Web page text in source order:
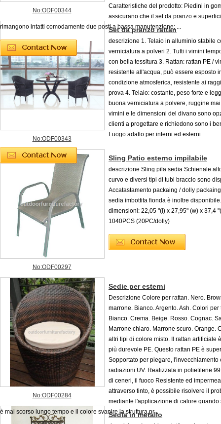
No:ODF00344
Caratteristiche del prodotto: Piedini in
assicurano che il set da pranzo e
rimangono intatti comodamente due posti a bassa manutenzione; ...
No:ODF00343
Set da pranzo rattan
descrizione 1. Telaio in alluminio stabile
verniciatura a polveri 2. Tutti i vimini
con bella tessitura 3. Rattan: rattan PE /
resistente all'acqua, può essere esposto
condizione atmosferica, resistente ai
prova 4. Telaio: costante, peso forte e
buona verniciatura a polvere, ruggine
vimini e le dimensioni del divano sono
clienti a progettare e richiedono sono i
Luogo adatto per interni ed esterni
No:ODF00297
Sling Patio esterno impilabile
descrizione Sling pila sedia Schienale
curvo e diversi tipi di tubi braccio sono
Accatastamento packaing / dolly
sedia imbottita fionda è inoltre
dimensioni: 22,05 "(l) x 27,95" (w) x 37,4
1040PCS (20PC/dolly)
No:ODF00284
Sedie per esterni
Descrizione Colore per rattan. Nero.
marrone. Bianco. Argento. Ash. Colori per
Bianco. Crema. Beige. Rosso. Cognac.
Marrone chiaro. Marrone scuro. Orange.
altri tipi di colore misto. Il rattan artificiale
più durevole PE. Questo rattan PE è
Sopportato per piegare, l'invecchiamento
radiazioni UV. Realizzata in polietilene
di ceneri, il fuoco Resistente ed
attraverso tinto, è possibile risolvere il
mediante l'applicazione di calore quando
è mai scorso lungo tempo e il colore svanire la struttura pr...
Sedia in metallo